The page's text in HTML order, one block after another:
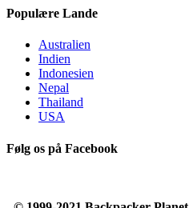
Populære Lande
Australien
Indien
Indonesien
Nepal
Thailand
USA
Følg os på Facebook